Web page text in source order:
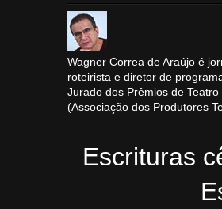
Wagner Correa de Araújo é
roteirista e diretor de
Jurado dos Prêmios de
(Associação dos Produtores
Escrituras